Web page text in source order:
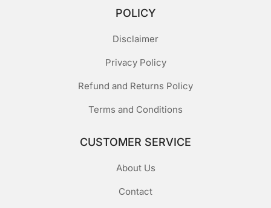
POLICY
Disclaimer
Privacy Policy
Refund and Returns Policy
Terms and Conditions
CUSTOMER SERVICE
About Us
Contact